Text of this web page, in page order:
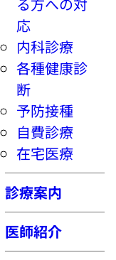
応
内科診療
各種健康診
断
予防接種
自費診療
在宅医療
診療案内
医師紹介